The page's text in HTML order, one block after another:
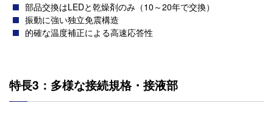
部品交換はLEDと乾燥剤のみ（10～20年で交換）
振動に強い独立免震構造
的確な温度補正による高速応答性
特長3：多様な接続規格・接液部